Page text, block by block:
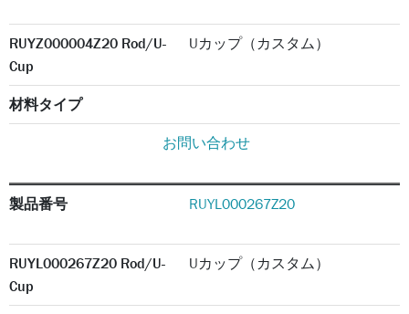
RUYZ000004Z20 Rod/U-
Cup
Uカップ（カスタム）
材料タイプ
お問い合わせ
製品番号 RUYL000267Z20
RUYL000267Z20 Rod/U-
Cup
Uカップ（カスタム）